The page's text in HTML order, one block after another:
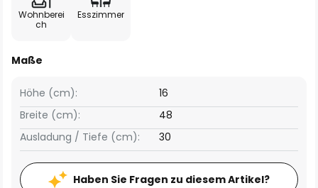
Wohnberei
ch
Esszimmer
Maße
Breite (cm): 48
Höhe (cm): 16
Ausladung / Tiefe (cm): 30
Haben Sie Fragen zu diesem Artikel?